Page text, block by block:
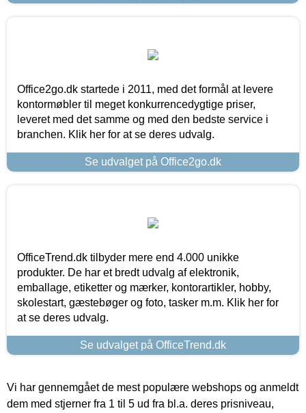
Office2go.dk startede i 2011, med det formål at levere
kontormøbler til meget konkurrencedygtige priser,
leveret med det samme og med den bedste service i
branchen. Klik her for at se deres udvalg.
Se udvalget på Office2go.dk
OfficeTrend.dk tilbyder mere end 4.000 unikke
produkter. De har et bredt udvalg af elektronik,
emballage, etiketter og mærker, kontorartikler, hobby,
skolestart, gæstebøger og foto, tasker m.m. Klik her for
at se deres udvalg.
Se udvalget på OfficeTrend.dk
Vi har gennemgået de mest populære webshops og anmeldt
dem med stjerner fra 1 til 5 ud fra bl.a. deres prisniveau,